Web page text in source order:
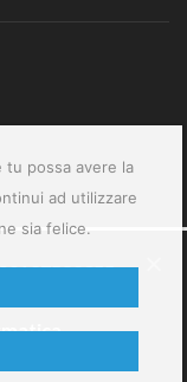
tu possa avere la
ad utilizzare
sia felice.